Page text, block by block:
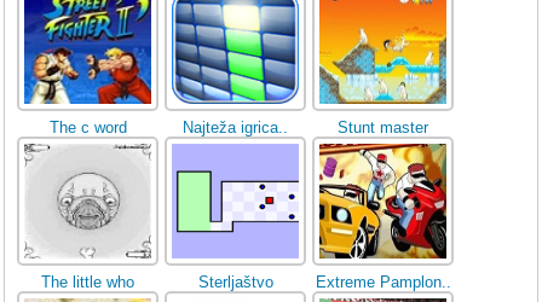
The c word Najteža igrica.. Stunt master
The little who Sterljaštvo Extreme Pamplon..